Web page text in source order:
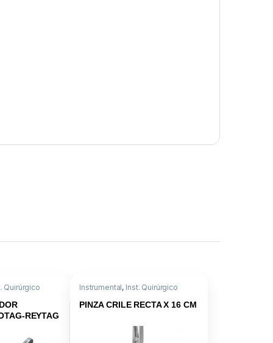
Quirúrgico
REYTAG
Instrumental, Inst. Quirúrgico
PINZA CRILE RECTA X 16 CM